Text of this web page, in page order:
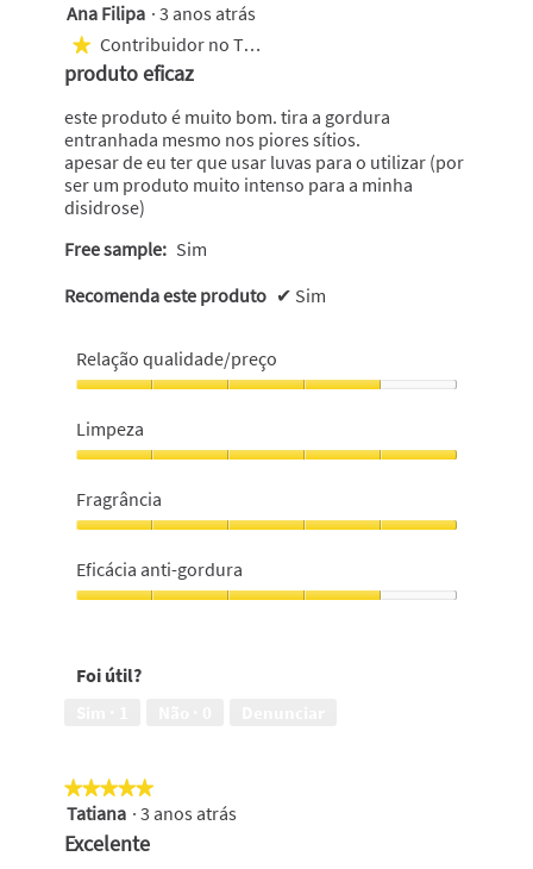
4
em
estrelas.
Ana Filipa · 3 anos atrás
★ Contribuidor no Top 500
produto eficaz
este produto é muito bom. tira a gordura
entranhada mesmo nos piores sítios.
apesar de eu ter que usar luvas para o utilizar (por
ser um produto muito intenso para a minha
disidrose)
Free sample: Sim
Recomenda este produto ✔ Sim
Relação qualidade/preço
qualidade/preço,
4
em
5
Limpeza
5
em
5
Fragrância
5
em
5
Eficácia anti-gordura
4
Foi útil?
★★★★★
★★★★★
5
em
5
Tatiana · 3 anos atrás
Excelente